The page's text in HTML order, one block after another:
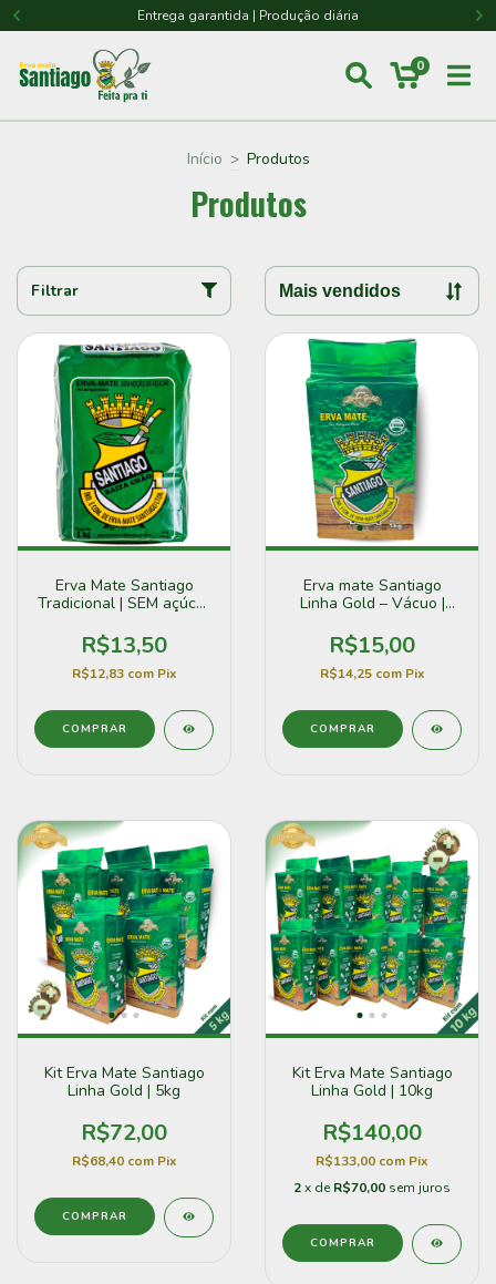
Entrega garantida | Produção diária
0
Início > Produtos
Produtos
Filtrar
Erva Mate Santiago
Tradicional | SEM açúcar
R$13,50
R$12,83 com Pix
Erva mate Santiago
Linha Gold – Vácuo |
R$15,00
R$14,25 com Pix
Kit Erva Mate Santiago
Linha Gold | 5kg
R$72,00
R$68,40 com Pix
Kit Erva Mate Santiago
Linha Gold | 10kg
R$140,00
R$133,00 com Pix
2x de R$70,00 sem juros